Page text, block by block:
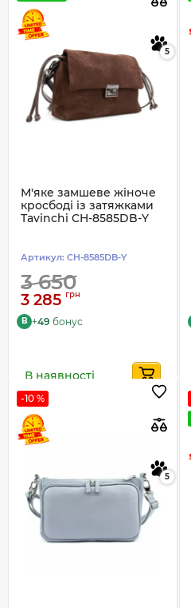
5
М'яке замшеве жіноче
кросбоді із затяжками
Tavinchi CH-8585DB-Y
Артикул: CH-8585DB-Y
3 650
3 285 грн
B +49 бонус
В наявності
-10 %
5